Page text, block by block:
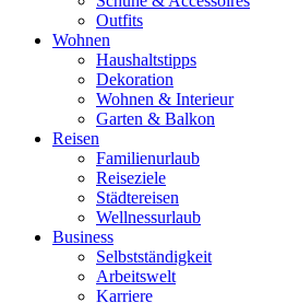
Outfits
Wohnen
Haushaltstipps
Dekoration
Wohnen & Interieur
Garten & Balkon
Reisen
Familienurlaub
Reiseziele
Städtereisen
Wellnessurlaub
Business
Selbstständigkeit
Arbeitswelt
Karriere